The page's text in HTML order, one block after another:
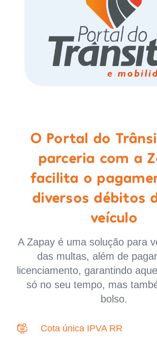
O Portal do
parceria com a
facilita o
diversos débitos
veículo
A Zapay é uma solução para
das multas, além de
licenciamento, garantindo
só no seu tempo, mas
bolso.
Cota única IPVA RR